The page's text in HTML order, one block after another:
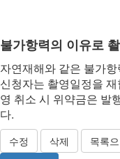
불가항력의 이유로
자연재해와 같은 불가
신청자는 촬영일정을
영 취소 시 위약금은 발
다.
수정 삭제
목록